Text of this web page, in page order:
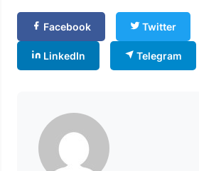
Facebook Twitter
LinkedIn Telegram